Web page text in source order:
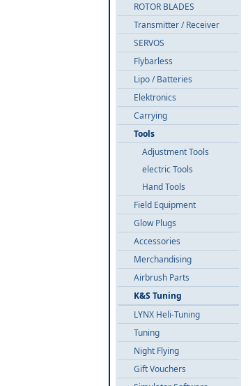
ROTOR BLADES
Transmitter / Receiver
SERVOS
Flybarless
Lipo / Batteries
Elektronics
Carrying
Tools
Adjustment Tools
electric Tools
Hand Tools
Field Equipment
Glow Plugs
Accessories
Merchandising
Airbrush Parts
K&S Tuning
LYNX Heli-Tuning
Tuning
Night Flying
Gift Vouchers